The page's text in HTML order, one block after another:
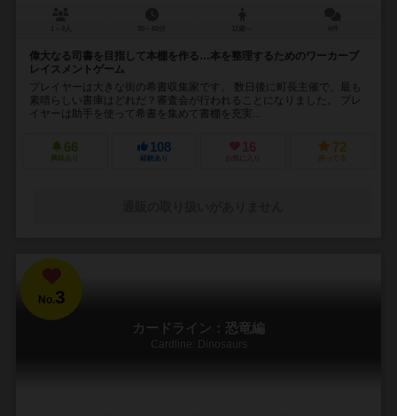
偉大なる司書を目指して本棚を作る…本を整理するためのワーカープ
レイスメントゲーム
プレイヤーは大きな街の希書収集家です。 数日後に町長主催で、最も
素晴らしい書庫はどれだ？審査会が行われることになりました。 プレ
イヤーは助手を使って希書を集めて書棚を充実...
66
興味あり
108
経験あり
16
お気に入り
72
持ってる
No.3
カードライン：恐竜編
Cardline: Dinosaurs